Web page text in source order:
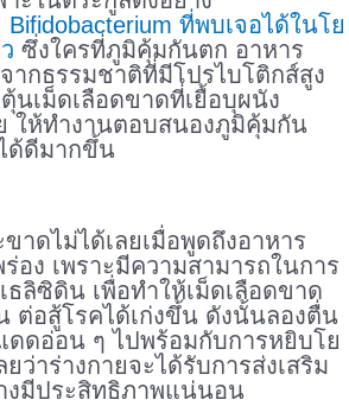
Bifidobacterium ที่พบเจอได้ในโย
ซึ่งใครที่ภูมิคุ้มกันตก อาหาร
จากธรรมชาติที่มีโปรไบโติกส์สูง
นเม็ดเลือดขาดที่เยื้อบุผนัง
ให้ทำงานตอบสนองภูมิคุ้มกัน
ด้ดีมากขึ้น
าดไม่ได้เลยเมื่อพูดถึงอาหาร
อง เพราะมีความสามารถในการ
ธลิซิดิน เพื่อทำให้เม็ดเลือดขาด
ต่อสู้โรคได้เก่งขึ้น ดังนั้นลองตื่น
ดดอ่อน ๆ ไปพร้อมกับการหยิบโย
ว่าร่างกายจะได้รับการส่งเสริม
งมีประสิทธิภาพแน่นอน